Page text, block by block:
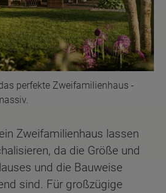
perfekte Zweifamilienhaus -
Zweifamilienhaus lassen
da die Größe und
und die Bauweise
sind. Für großzügige